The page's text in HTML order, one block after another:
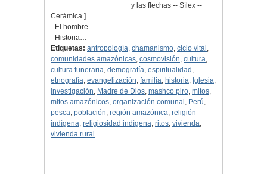
y las flechas -- Sílex --
Cerámica ]
- El hombre
- Historia…
Etiquetas: antropología, chamanismo, ciclo vital ,
comunidades amazónicas, cosmovisión, cultura,
cultura funeraria, demografía, espiritualidad ,
etnografía, evangelización, familia, historia, Iglesia,
investigación, Madre de Dios, mashco piro, mitos,
mitos amazónicos, organización comunal , Perú,
pesca, población, región amazónica, religión
indígena, religiosidad indígena, ritos, vivienda,
vivienda rural